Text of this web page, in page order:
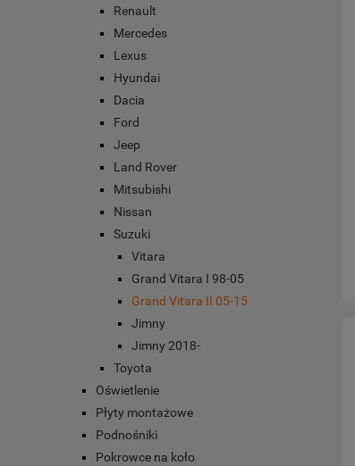
Renault
Mercedes
Lexus
Hyundai
Dacia
Ford
Jeep
Land Rover
Mitsubishi
Nissan
Suzuki
Vitara
Grand Vitara I 98-05
Grand Vitara II 05-15
Jimny
Jimny 2018-
Toyota
Oświetlenie
Płyty montażowe
Podnośniki
Pokrowce na koło